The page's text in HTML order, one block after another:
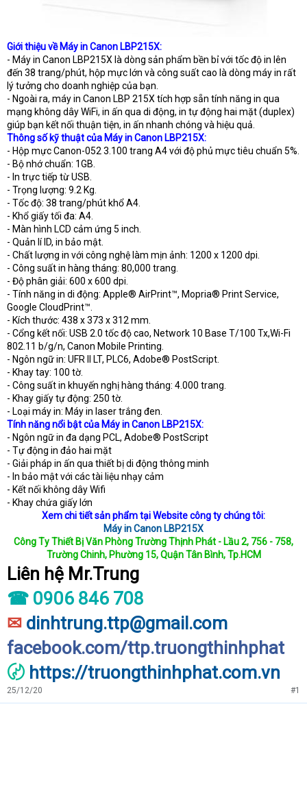
Giới thiệu về Máy in Canon LBP215X:
- Máy in Canon LBP215X là dòng sản phẩm bền bỉ với tốc độ in lên
đến 38 trang/phút, hộp mực lớn và công suất cao là dòng máy in rất
lý tưởng cho doanh nghiệp của bạn.
- Ngoài ra, máy in Canon LBP 215X tích hợp sẵn tính năng in qua
mạng không dây WiFi, in ấn qua di động, in tự động hai mặt (duplex)
giúp bạn kết nối thuận tiện, in ấn nhanh chóng và hiệu quả.
Thông số kỹ thuật của Máy in Canon LBP215X:
- Hộp mực Canon-052 3.100 trang A4 với độ phủ mực tiêu chuẩn 5%.
- Bộ nhớ chuẩn: 1GB.
- In trực tiếp từ USB.
- Trọng lượng: 9.2 Kg.
- Tốc độ: 38 trang/phút khổ A4.
- Khổ giấy tối đa: A4.
- Màn hình LCD cảm ứng 5 inch.
- Quản lí ID, in bảo mật.
- Chất lượng in với công nghệ làm mịn ảnh: 1200 x 1200 dpi.
- Công suất in hàng tháng: 80,000 trang.
- Độ phân giải: 600 x 600 dpi.
- Tính năng in di động: Apple® AirPrint™, Mopria® Print Service,
Google CloudPrint™.
- Kích thước: 438 x 373 x 312 mm.
- Cổng kết nối: USB 2.0 tốc độ cao, Network 10 Base T/100 Tx,Wi-Fi
802.11 b/g/n, Canon Mobile Printing.
- Ngôn ngữ in: UFR II LT, PLC6, Adobe® PostScript.
- Khay tay: 100 tờ.
- Công suất in khuyến nghị hàng tháng: 4.000 trang.
- Khay giấy tự động: 250 tờ.
- Loại máy in: Máy in laser trắng đen.
Tính năng nổi bật của Máy in Canon LBP215X:
- Ngôn ngữ in đa dạng PCL, Adobe® PostScript
- Tự động in đảo hai mặt
- Giải pháp in ấn qua thiết bị di động thông minh
- In bảo mật với các tài liệu nhạy cảm
- Kết nối không dây Wifi
- Khay chứa giấy lớn
Xem chi tiết sản phẩm tại Website công ty chúng tôi:
Máy in Canon LBP215X
Công Ty Thiết Bị Văn Phòng Trường Thịnh Phát - Lầu 2, 756 - 758,
Trường Chinh, Phường 15, Quận Tân Bình, Tp.HCM
Liên hệ Mr.Trung
☎ 0906 846 708
✉ dinhtrung.ttp@gmail.com
facebook.com/ttp.truongthinhphat
〄 https://truongthinhphat.com.vn
25/12/20 #1